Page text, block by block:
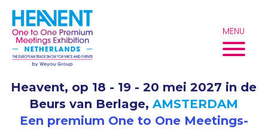
naar
inhoud
Heavent, op 18 - 19 - 20 mei 2027 in de
Beurs van Berlage,AMSTERDAM
Een premium One to One Meetings-
MENU